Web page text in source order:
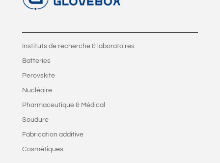
Instituts de recherche & laboratoires
Batteries
Perovskite
Nucléaire
Pharmaceutique & Médical
Soudure
Fabrication additive
Cosmétiques